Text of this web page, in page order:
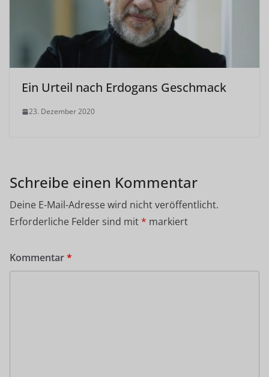
Ein Urteil nach Erdogans Geschmack
23. Dezember 2020
Schreibe einen Kommentar
Deine E-Mail-Adresse wird nicht veröffentlicht.
Erforderliche Felder sind mit* markiert
Kommentar*